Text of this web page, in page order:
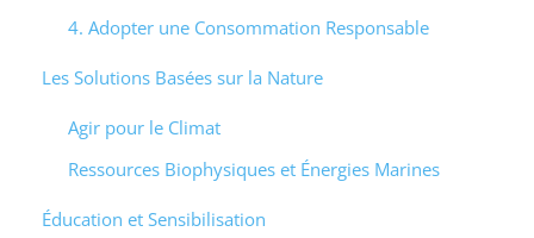
4. Adopter une Consommation Responsable
Les Solutions Basées sur la Nature
Agir pour le Climat
Ressources Biophysiques et Énergies Marines
Éducation et Sensibilisation